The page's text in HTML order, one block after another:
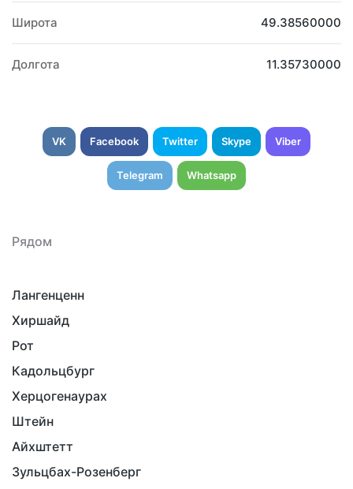
Широта 49.38560000
Долгота 11.35730000
VK Facebook Twitter Skype Viber
Telegram Whatsapp
Рядом
Лангенценн
Хиршайд
Рот
Кадольцбург
Херцогенаурах
Штейн
Айхштетт
Зульцбах-Розенберг